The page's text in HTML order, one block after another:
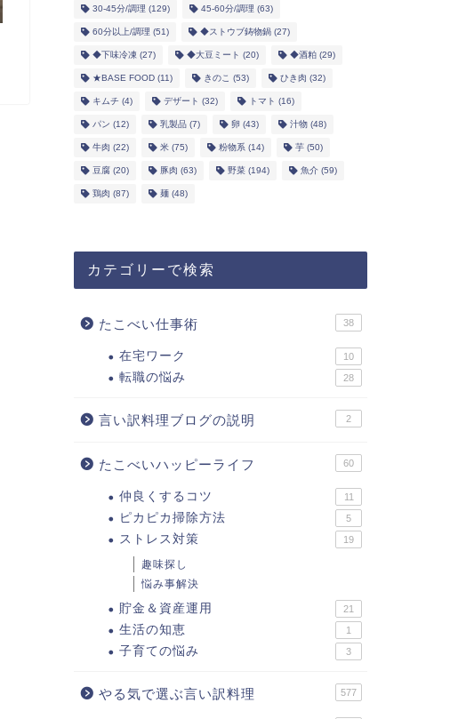
30-45分/調理 (129) 45-60分/調理 (63)
60分以上/調理 (51) ◆ストウブ鋳物鍋(27)
◆下味冷凍 (27) ◆大豆ミート (20) ◆酒粕(29)
★BASE FOOD(11) きのこ (53) ひき肉 (32)
キムチ (4) デザート (32) トマト (16)
パン (12) 乳製品(7) 卵 (43) 汁物(48)
牛肉 (22) 米(75) 粉物系 (14) 芋(50)
豆腐(20) 豚肉 (63) 野菜(194) 魚介(59)
鶏肉 (87) 麺(48)
カテゴリーで検索
たこべい仕事術 38
在宅ワーク 10
転職の悩み 28
言い訳料理ブログの説明 2
たこべいハッピーライフ 60
仲良くするコツ 11
ピカピカ掃除方法 5
ストレス対策 19
趣味探し
悩み事解決
貯金＆資産運用 21
生活の知恵 1
子育ての悩み 3
やる気で選ぶ言い訳料理 577